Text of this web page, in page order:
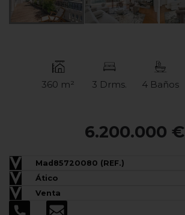
360 m² 3 Drms. 4 Baños
6.200.000 €
Mad85720080 (REF.)
Ático
Venta